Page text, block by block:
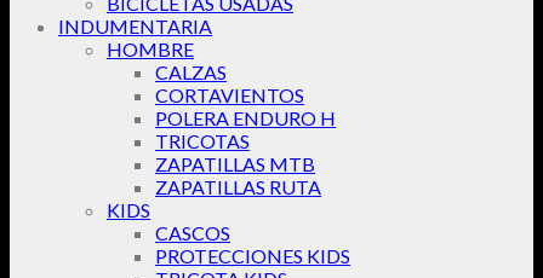
INDUMENTARIA
HOMBRE
CALZAS
CORTAVIENTOS
POLERA ENDURO H
TRICOTAS
ZAPATILLAS MTB
ZAPATILLAS RUTA
KIDS
CASCOS
PROTECCIONES KIDS